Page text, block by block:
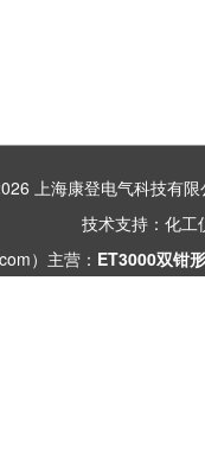
上海康登电气科技有
技术支持： 化工
）主营： ET3000双钳